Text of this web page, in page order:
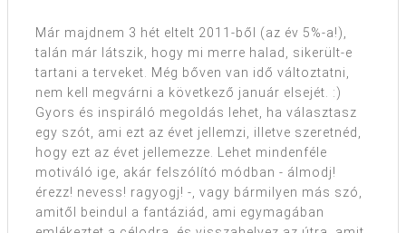
Már majdnem 3 hét eltelt 2011-ből (az év 5%-a!),
talán már látszik, hogy mi merre halad, sikerült-e
tartani a terveket. Még bőven van idő változtatni,
nem kell megvárni a következő január elsejét. :)
Gyors és inspiráló megoldás lehet, ha választasz
egy szót, ami ezt az évet jellemzi, illetve szeretnéd,
hogy ezt az évet jellemezze. Lehet mindenféle
motiváló ige, akár felszólító módban - álmodj!
érezz! nevess! ragyogj! -, vagy bármilyen más szó,
amitől beindul a fantáziád, ami egymagában